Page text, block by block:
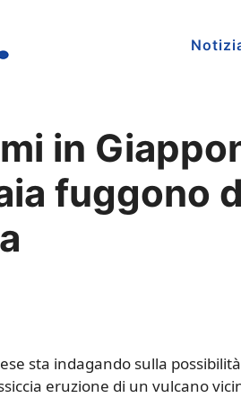
in
fuggono
sta indagando sulla
eruzione di un vulcano